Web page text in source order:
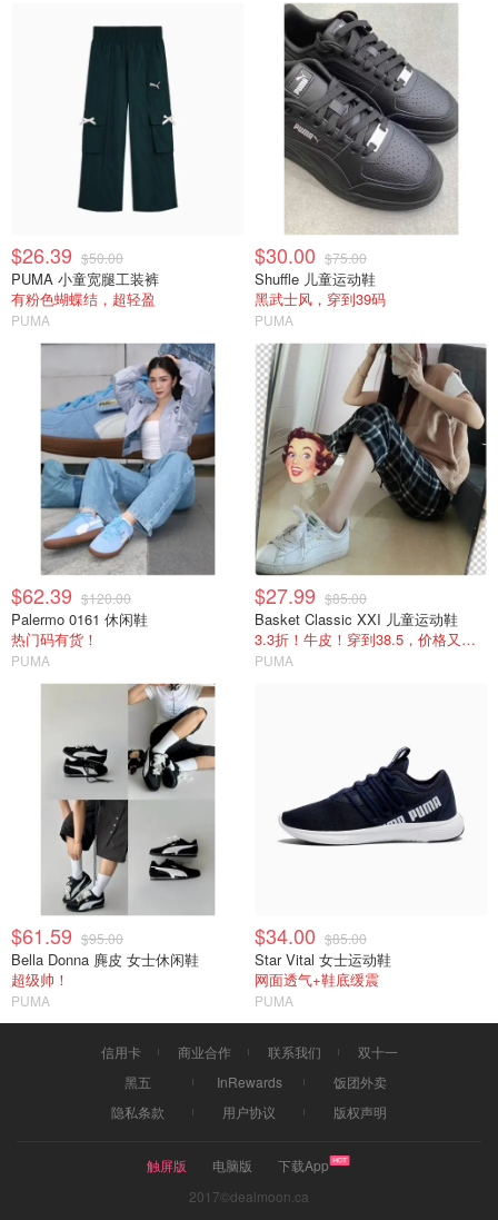
$26.39 $50.00
PUMA 小童宽腿工装裤
有粉色蝴蝶结，超轻盈
PUMA
$30.00 $75.00
Shuffle 儿童运动鞋
黑武士风，穿到39码
PUMA
$62.39 $120.00
Palermo 0161 休闲鞋
热门码有货！
PUMA
$27.99 $85.00
Basket Classic XXI 儿童运动鞋
3.3折！牛皮！穿到38.5，价格又降回来了
PUMA
$61.59 $95.00
Bella Donna 麂皮 女士休闲鞋
超级帅！
PUMA
$34.00 $85.00
Star Vital 女士运动鞋
网面透气+鞋底缓震
PUMA
信用卡 商业合作 联系我们
双十一
黑五
InRewards
饭团外卖
隐私条款
用户协议 版权声明
触屏版 电脑版
下载App
2017©dealmoon.ca